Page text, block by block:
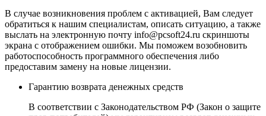
В случае возникновения проблем с активацией, Вам следует
обратиться к нашим специалистам, описать ситуацию, а также
выслать на электронную почту info@pcsoft24.ru скриншоты
экрана с отображением ошибки. Мы поможем возобновить
работоспособность программного обеспечения либо
предоставим замену на новые лицензии.
Гарантию возврата денежных средств
В соответствии с Законодательством РФ (Закон о защите